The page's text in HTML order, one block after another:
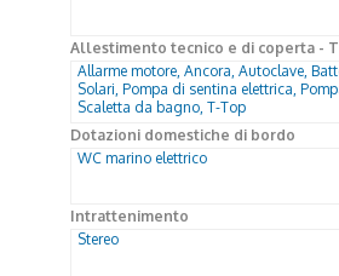
Allestimento tecnico e di coperta -
Allarme motore, Ancora, Autoclave,
Solari, Pompa di sentina elettrica,
Scaletta da bagno, T-Top
Dotazioni domestiche di bordo
WC marino elettrico
Intrattenimento
Stereo